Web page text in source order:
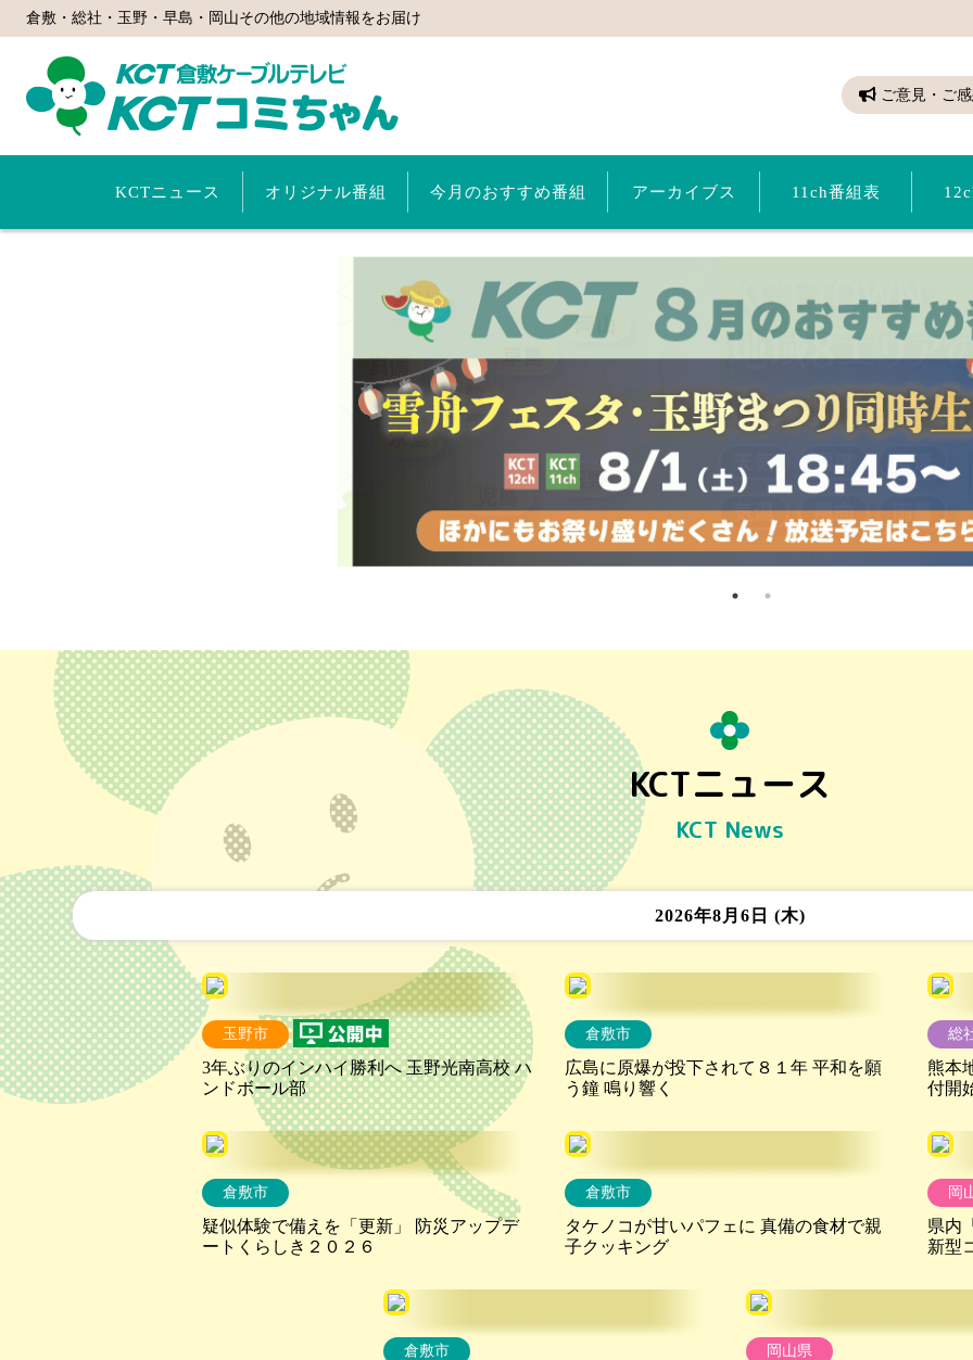
倉敷・総社・玉野・早島・岡山その他の地域情報をお届け
ご意見・ご
KCTニュース オリジナル番組 今月のおすすめ番組 アーカイブス 11ch番組表
KCTニュース
KCT News
2026年8月6日 (木)
玉野市
3年ぶりのインハイ勝利へ 玉野光南高校 ハ
ンドボール部
倉敷市
広島に原爆が投下されて８１年 平和を願
う鐘 鳴り響く
総
熊本
付開
倉敷市
疑似体験で備えを「更新」 防災アップデ
ートくらしき２０２６
倉敷市
タケノコが甘いパフェに 真備の食材で親
子クッキング
岡
県内
新型
倉敷市 岡山県